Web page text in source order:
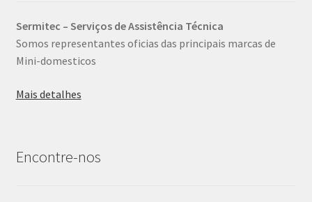
Sermitec – Serviços de Assistência Técnica
Somos representantes oficias das principais marcas de
Mini-domesticos
Mais detalhes
Encontre-nos